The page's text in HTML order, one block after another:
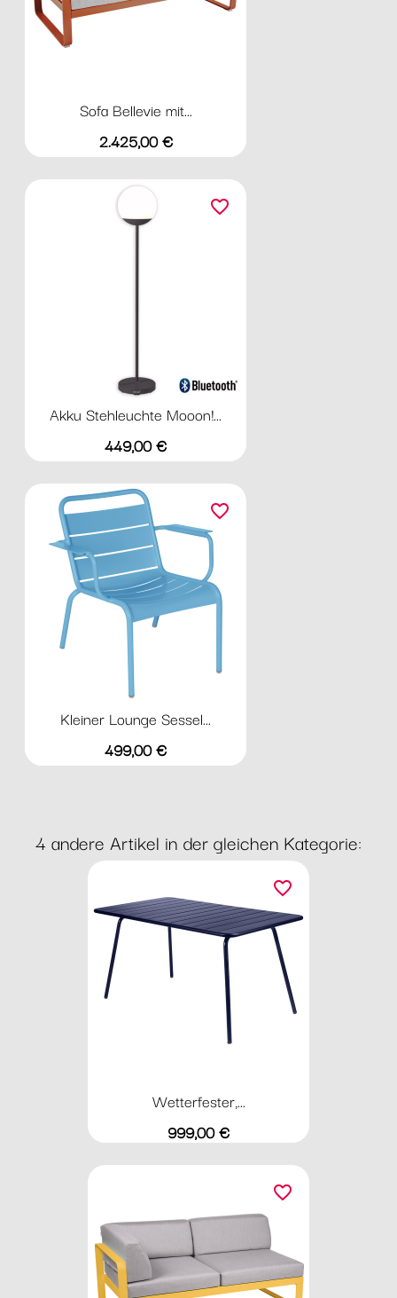
Sofa Bellevie mit...
Preis
2.425,00 €
Akku Stehleuchte Mooon!...
Preis
449,00 €
favorite_border
Kleiner Lounge Sessel...
Preis
499,00 €
favorite_border
4 andere Artikel in der gleichen Kategorie:
Wetterfester,...
Preis
999,00 €
favorite_border
favorite_border